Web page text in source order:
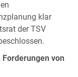
klar
der TSV
von